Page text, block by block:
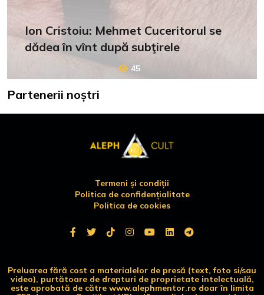
Ion Cristoiu: Mehmet Cuceritorul se
dădea în vînt după subţirele
45
Partenerii noștri
Termeni și condiții
Politica de confidențialitate
Politica de cookies
Preluarea fără cost a materialelor de presă (text, foto si/sau
video), purtătoare de drepturi de proprietate intelectuală,
este aprobată de către www.alephmentor.ro doar în limita